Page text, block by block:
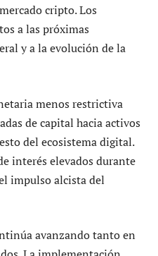
cripto. Los
a las próximas
y a la evolución de la
menos restrictiva
de capital hacia activos
del ecosistema digital.
interés elevados durante
impulso alcista del
avanzando tanto en